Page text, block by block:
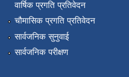
वार्षिक प्रगति प्रतिवेदन
चौमासिक प्रगति प्रतिवेदन
सार्वजनिक सुनुवाई
सार्वजनिक परीक्षण